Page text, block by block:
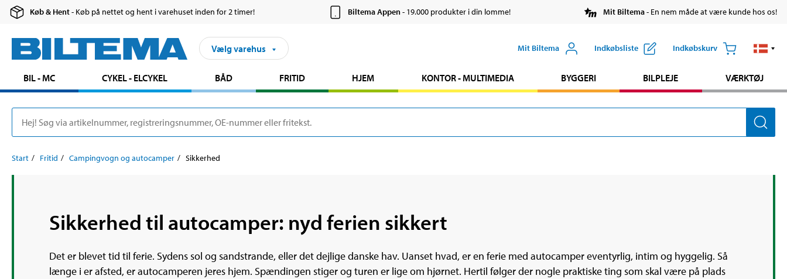
Køb & Hent- Køb på nettet og hent i varehuset inden for 2 timer! Biltema Appen- 19.000 produkter i din lomme! Mit Biltema- En nem måde at være kunde hos os!
Vælg varehus Mit Biltema Indkøbsliste Indkøbskurv
BIL - MC CYKEL - ELCYKEL BÅD FRITID HJEM KONTOR - MULTIMEDIA BYGGERI BILPLEJE VÆRKTØJ
Start Fritid Campingvogn og autocamper Sikkerhed
Sikkerhed til autocamper: nyd ferien sikkert
Det er blevet tid til ferie. Sydens sol og sandstrande, eller det dejlige danske hav. Uanset hvad, er en ferie med autocamper eventyrlig, intim og hyggelig. Så
længe i er afsted, er autocamperen jeres hjem. Spændingen stiger og turen er lige om hjørnet. Hertil følger der nogle praktiske ting som skal være på plads